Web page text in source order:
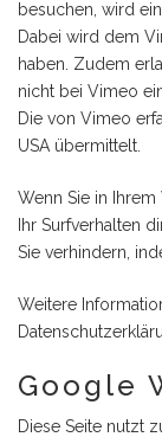
besuchen, wird
Dabei wird dem
haben. Zudem
nicht bei Vimeo
Die von Vimeo
USA übermittelt.
Wenn Sie in
Ihr Surfverhalten
Sie verhindern,
Weitere
Google
Diese Seite nutzt